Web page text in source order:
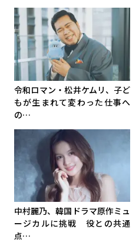
令和ロマン・松井ケムリ、子ど
もが生まれて変わった仕事へ
の…
中村麗乃、韓国ドラマ原作ミュ
ージカルに挑戦 役との共通
点…